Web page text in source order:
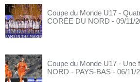
Coupe du Monde U17 -
CORÉE DU NORD - 09/11/
Coupe du Monde U17 - Une
NORD - PAYS-BAS - 06/11/